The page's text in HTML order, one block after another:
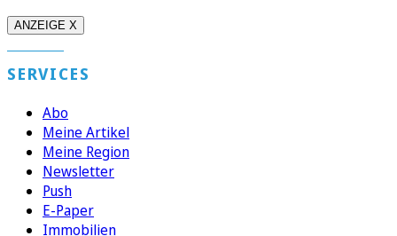
ANZEIGE X
SERVICES
Abo
Meine Artikel
Meine Region
Newsletter
Push
E-Paper
Immobilien